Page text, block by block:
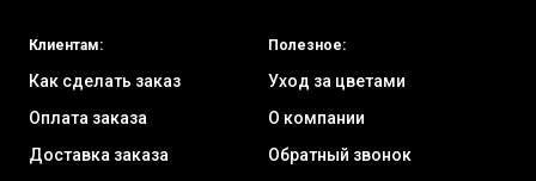
Клиентам:
Как сделать заказ
Оплата заказа
Доставка заказа
Полезное:
Уход за цветами
О компании
Обратный звонок